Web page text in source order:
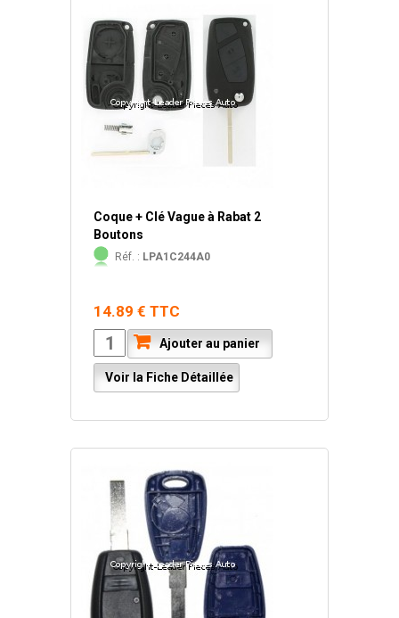
Coque + Clé Vague à Rabat 2
Boutons
Réf. : LPA1C244A0
14.89 € TTC
Ajouter au panier
Voir la Fiche Détaillée